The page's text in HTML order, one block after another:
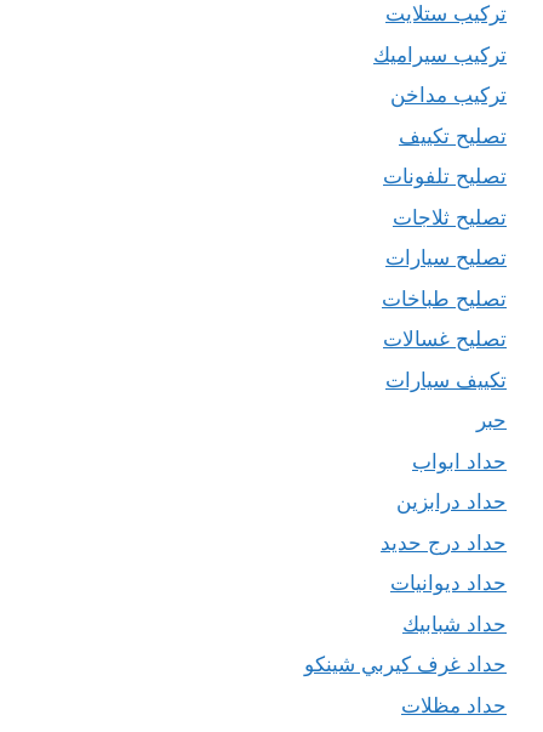
تركيب ستلايت
تركيب سيراميك
تركيب مداخن
تصليح تكييف
تصليح تلفونات
تصليح ثلاجات
تصليح سيارات
تصليح طباخات
تصليح غسالات
تكييف سيارات
حبر
حداد ابواب
حداد درابزين
حداد درج حديد
حداد ديوانيات
حداد شبابيك
حداد غرف كيربي شينكو
حداد مظلات